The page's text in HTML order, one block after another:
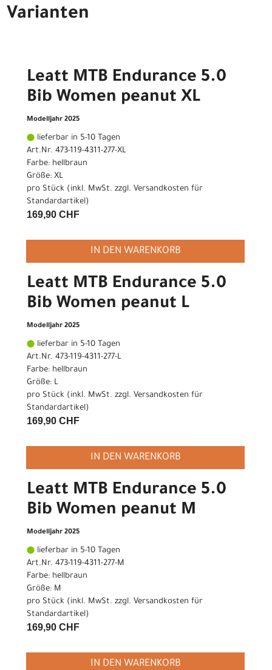
Varianten
Leatt MTB Endurance 5.0
Bib Women peanut XL
Modelljahr 2025
lieferbar in 5-10 Tagen
Art.Nr. 473-119-4311-277-XL
Farbe: hellbraun
Größe: XL
pro Stück (inkl. MwSt. zzgl. Versandkosten für
Standardartikel)
169,90 CHF
IN DEN WARENKORB
Leatt MTB Endurance 5.0
Bib Women peanut L
Modelljahr 2025
lieferbar in 5-10 Tagen
Art.Nr. 473-119-4311-277-L
Farbe: hellbraun
Größe: L
pro Stück (inkl. MwSt. zzgl. Versandkosten für
Standardartikel)
169,90 CHF
IN DEN WARENKORB
Leatt MTB Endurance 5.0
Bib Women peanut M
Modelljahr 2025
lieferbar in 5-10 Tagen
Art.Nr. 473-119-4311-277-M
Farbe: hellbraun
Größe: M
pro Stück (inkl. MwSt. zzgl. Versandkosten für
Standardartikel)
169,90 CHF
IN DEN WARENKORB